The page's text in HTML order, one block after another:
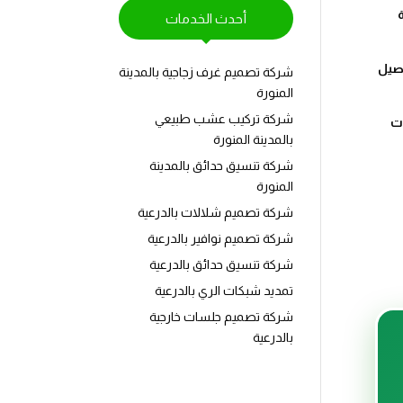
أحدث الخدمات
شركة تصميم غرف زجاجية بالمدينة
المنورة
شركة تركيب عشب طبيعي
بالمدينة المنورة
شركة تنسيق حدائق بالمدينة
المنورة
شركة تصميم شلالات بالدرعية
شركة تصميم نوافير بالدرعية
شركة تنسيق حدائق بالدرعية
تمديد شبكات الري بالدرعية
شركة تصميم جلسات خارجية
بالدرعية